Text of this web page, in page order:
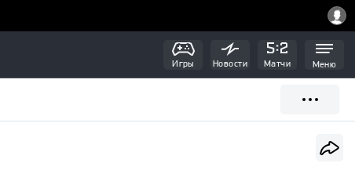
Игры Новости Матчи Меню